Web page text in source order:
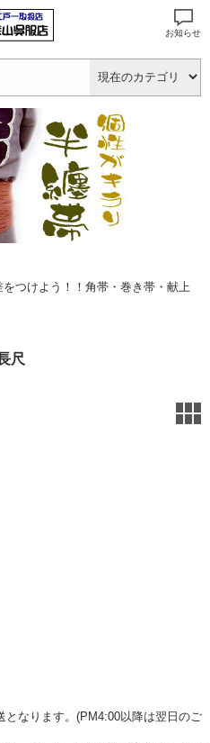
お知らせ
つけよう！！角帯・巻き帯・献上
尺
なります。(PM4:00以降は翌日のご